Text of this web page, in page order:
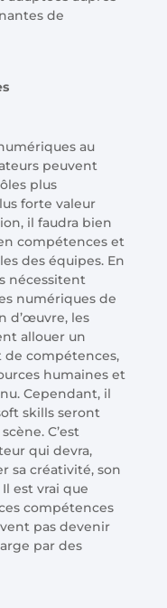
de
au
peuvent
plus
forte valeur
il faudra bien
compétences et
des équipes. En
nécessitent
numériques de
d’œuvre, les
allouer un
compétences,
humaines et
Cependant, il
skills seront
C’est
qui devra,
sa créativité, son
est vrai que
compétences
pas devenir
par des